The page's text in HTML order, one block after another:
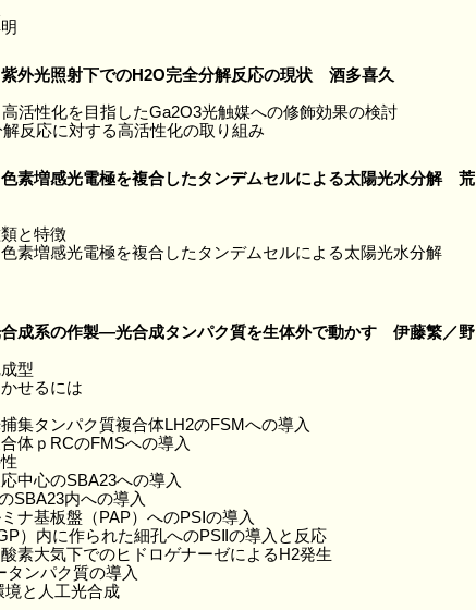
外光照射下でのH2O完全分解反応の現状 酒多喜久
活性化を目指したGa2O3光触媒への修飾効果の検討
反応に対する高活性化の取り組み
素増感光電極を複合したタンデムセルによる太陽光水分解 荒
と特徴
素増感光電極を複合したタンデムセルによる太陽光水分解
成系の作製―光合成タンパク質を生体外で動かす 伊藤繁／野
型
せるには
集タンパク質複合体LH2のFSMへの導入
体ｐRCのFMSへの導入
中心のSBA23への導入
SBA23内への導入
ナ基板盤（PAP）へのPSⅠの導入
）内に作られた細孔へのPSⅡの導入と反応
素大気下でのヒドロゲナーゼによるH2発生
ンパク質の導入
と人工光合成